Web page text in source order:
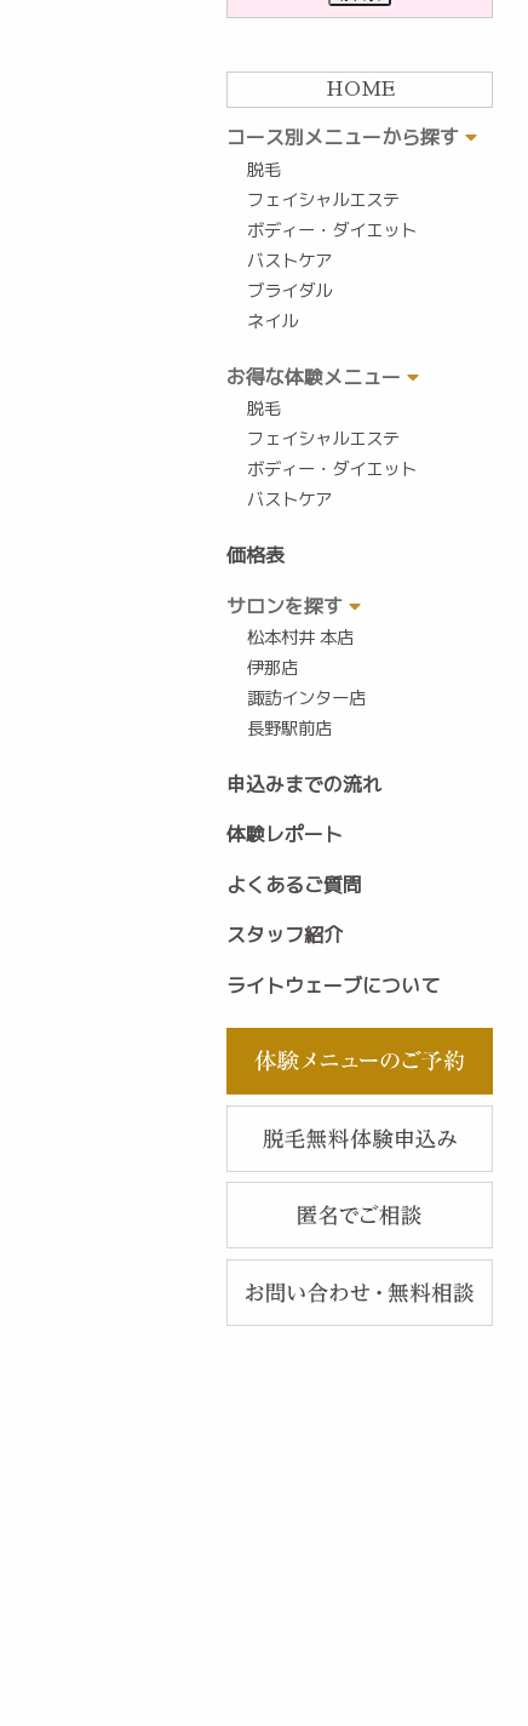
HOME
コース別メニューから探す
脱毛
フェイシャルエステ
ボディー・ダイエット
バストケア
ブライダル
ネイル
お得な体験メニュー
脱毛
フェイシャルエステ
ボディー・ダイエット
バストケア
価格表
サロンを探す
松本村井 本店
伊那店
諏訪インター店
長野駅前店
申込みまでの流れ
体験レポート
よくあるご質問
スタッフ紹介
ライトウェーブについて